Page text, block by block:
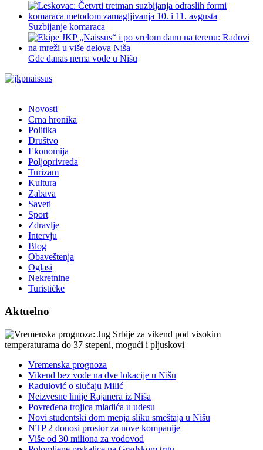
Suzbijanje komaraca
Gde danas nema vode u Nišu
Novosti
Crna hronika
Politika
Društvo
Ekonomija
Poljoprivreda
Turizam
Kultura
Zabava
Saveti
Sport
Zdravlje
Intervju
Blog
Obaveštenja
Oglasi
Nekretnine
Turističke
Aktuelno
Vremenska prognoza
Vikend bez vode na dve lokacije u Nišu
Radulović o slučaju Milić
Neizvesne linije Rajanera iz Niša
Povređena trojica mladića u udesu
Novi studentski dom menja sliku smeštaja u Nišu
NTP 2 donosi prostor za nove kompanije
Više od 30 miliona za vodovod